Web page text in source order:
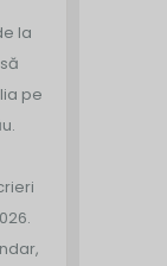
la
pe